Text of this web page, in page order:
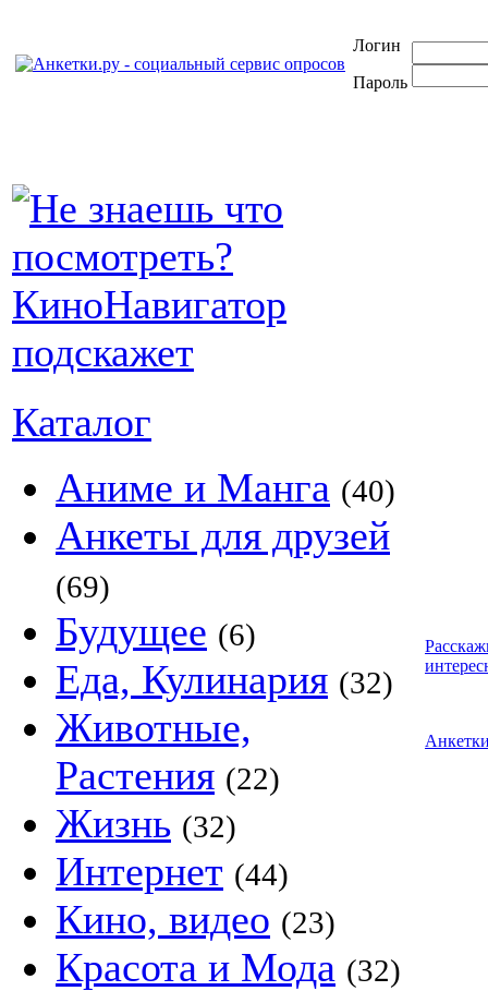
Логин
Пароль
Каталог
Аниме и Манга (40)
Анкеты для друзей
(69)
Будущее (6)
Еда, Кулинария (32)
Животные,
Растения (22)
Жизнь (32)
Интернет (44)
Кино, видео (23)
Красота и Мода (32)